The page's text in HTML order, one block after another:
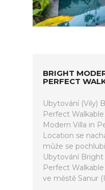
BRIGHT
PERFECT
Ubytování (Vily)
Perfect
Modern Villa in
Location se
může se
Ubytování Bright
Perfect
ve městě Sanur